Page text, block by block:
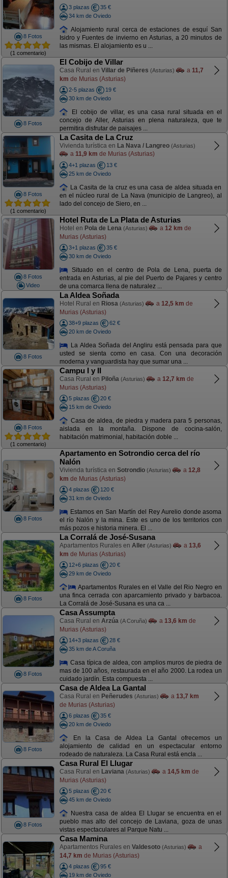
8 Fotos
(1 comentario)
3 plazas
35 €
34 km de Oviedo
Alojamiento rural cerca de estaciones de esquí San
Isidro y Fuentes de invierno en Asturias, a 20 minutos de
las mismas. El alojamiento es u ...
8 Fotos
El Cobijo de Villar
Casa Rural en Villar de Piñeres (Asturias) a 11,7
km de Murias (Asturias)
2-5 plazas
19 €
30 km de Oviedo
El cobijo de villar, es una casa rural situada en el
concejo de Aller, Asturias en plena naturaleza, que te
permitira disfrutar de paisajes ...
8 Fotos
(1 comentario)
La Casita de La Cruz
Vivienda turística en La Nava / Langreo (Asturias)
a 11,9 km de Murias (Asturias)
4+1 plazas
13 €
25 km de Oviedo
La Casita de la cruz es una casa de aldea situada en
en el núcleo rural de La Nava (municipio de Langreo), al
lado del concejo de Siero, en ...
8 Fotos
Video
Hotel Ruta de La Plata de Asturias
Hotel en Pola de Lena (Asturias) a 12 km de
Murias (Asturias)
3+1 plazas
35 €
30 km de Oviedo
Situado en el centro de Pola de Lena, puerta de
entrada en Asturias, al pie del Puerto de Pajares y centro
de una comarca llena de naturalez ...
8 Fotos
La Aldea Soñada
Hotel Rural en Riosa (Asturias) a 12,5 km de
Murias (Asturias)
38+9 plazas
62 €
20 km de Oviedo
La Aldea Soñada del Angliru está pensada para que
usted se sienta como en casa. Con una decoración
moderna y vanguardista hay que sumar una ...
8 Fotos
(1 comentario)
Campu I y II
Casa Rural en Piloña (Asturias) a 12,7 km de
Murias (Asturias)
5 plazas
20 €
15 km de Oviedo
Casa de aldea, de piedra y madera para 5 personas,
aislada en la montaña. Dispone de cocina-salón,
habitación matrimonial, habitación doble ...
8 Fotos
Apartamento en Sotrondio cerca del río
Nalón
Vivienda turística en Sotrondio (Asturias) a 12,8
km de Murias (Asturias)
4 plazas
120 €
31 km de Oviedo
Estamos en San Martín del Rey Aurelio donde asoma
el río Nalón y la mina. Este es uno de los territorios con
más pozos e historia minera. El ...
8 Fotos
La Corralá de José-Susana
Apartamentos Rurales en Aller (Asturias) a 13,6
km de Murias (Asturias)
12+6 plazas
20 €
29 km de Oviedo
Apartamentos Rurales en el Valle del Rio Negro en
una finca cerrada con aparcamiento privado y barbacoa.
La Corralá de José-Susana es una ca ...
8 Fotos
Casa Assumpta
Casa Rural en Arzúa (A Coruña) a 13,6 km de
Murias (Asturias)
14+3 plazas
28 €
35 km de A Coruña
Casa típica de aldea, con amplios muros de piedra de
mas de 100 años, restaurada en el año 2000. La rodea un
cuidado jardín. Esta compuesta ...
8 Fotos
Casa de Aldea La Gantal
Casa Rural en Peñerudes (Asturias) a 13,7 km
de Murias (Asturias)
6 plazas
35 €
20 km de Oviedo
En la Casa de Aldea La Gantal ofrecemos un
alojamiento de calidad en un espectacular entorno
rodeado de naturaleza. La Casa Rural está encla ...
8 Fotos
Casa Rural El Llugar
Casa Rural en Laviana (Asturias) a 14,5 km de
Murias (Asturias)
5 plazas
20 €
45 km de Oviedo
Nuestra casa de aldea El Llugar se encuentra en el
pueblo mas alto del concejo de Laviana, goza de unas
vistas espectaculares al Parque Natu ...
Casa Mamina
Apartamentos Rurales en Valdesoto (Asturias)
a
14,7 km de Murias (Asturias)
4 plazas
95 €
19 km de Oviedo